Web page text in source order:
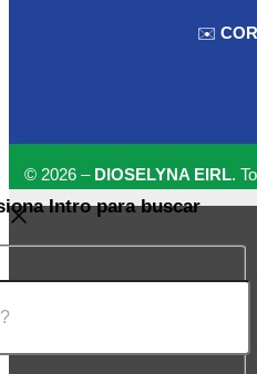
✉️
© 2026 – DIOSELYNA EIRL.
Intro para buscar